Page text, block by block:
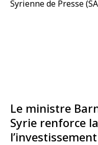
Le ministre
Syrie renforce
l’investissement